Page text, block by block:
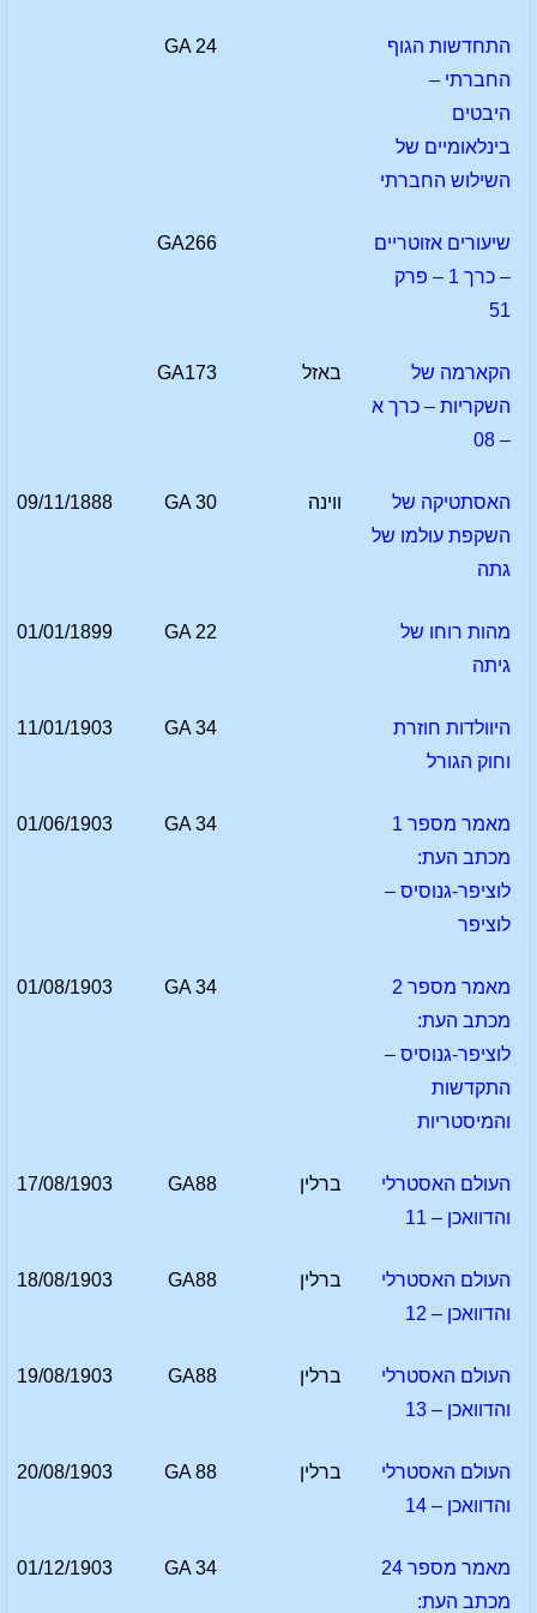
התחדשות הגוף
החברתי –
היבטים
בינלאומיים של
השילוש החברתי
GA 24
שיעורים אזוטריים
– כרך 1 – פרק
51
GA266
הקארמה של
השקריות – כרך א
– 08
באזל GA173
האסתטיקה של
השקפת עולמו של
גתה
ווינה GA 30
09/11/1888
מהות רוחו של
גיתה
GA 22
01/01/1899
היוולדות חוזרת
וחוק הגורל
GA 34
11/01/1903
מאמר מספר 1
מכתב העת:
לוציפר-גנוסיס –
לוציפר
GA 34
01/06/1903
מאמר מספר 2
מכתב העת:
לוציפר-גנוסיס –
התקדשות
והמיסטריות
GA 34
01/08/1903
העולם האסטרלי
והדוואכן – 11
ברלין GA88
17/08/1903
העולם האסטרלי
והדוואכן – 12
ברלין GA88
18/08/1903
העולם האסטרלי
והדוואכן – 13
ברלין GA88
19/08/1903
העולם האסטרלי
והדוואכן – 14
ברלין GA 88
20/08/1903
מאמר מספר 24
מכתב העת:
GA 34
01/12/1903